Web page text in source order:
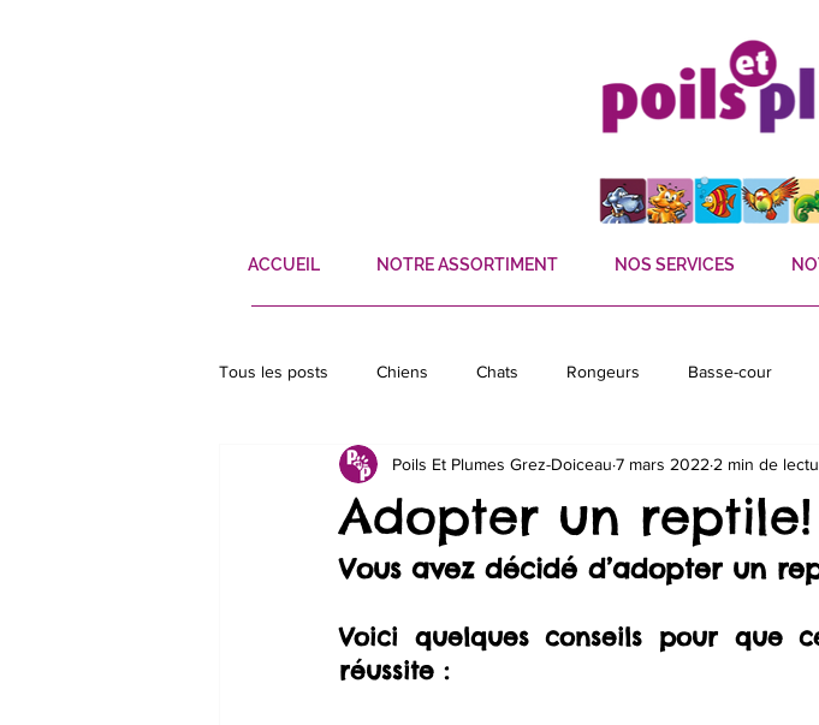
ACCUEIL NOTRE ASSORTIMENT NOS SERVICES
Tous les posts Chiens Chats Rongeurs Basse-cour
Ecureuil Hérissons Chauves-souris
Adopter un reptile!
Poils Et Plumes Grez-Doiceau 7 mars 2022 2 min de
Vous avez décidé d’adopter un
Voici quelques conseils pour que
réussite :